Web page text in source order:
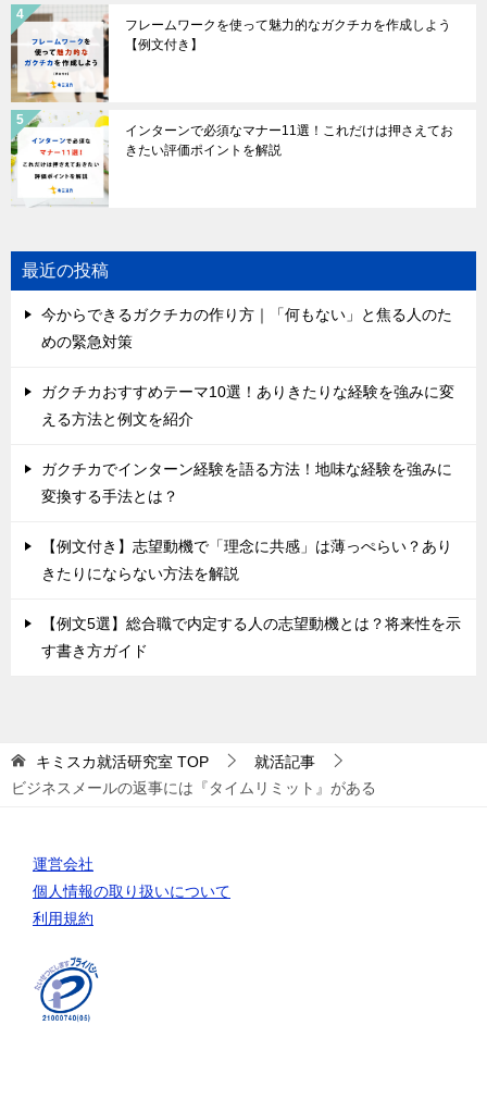
フレームワークを使って魅力的なガクチカを作成しよう
【例文付き】
インターンで必須なマナー11選！これだけは押さえてお
きたい評価ポイントを解説
最近の投稿
今からできるガクチカの作り方｜「何もない」と焦る人のた
めの緊急対策
ガクチカおすすめテーマ10選！ありきたりな経験を強みに変
える方法と例文を紹介
ガクチカでインターン経験を語る方法！地味な経験を強みに
変換する手法とは？
【例文付き】志望動機で「理念に共感」は薄っぺらい？あり
きたりにならない方法を解説
【例文5選】総合職で内定する人の志望動機とは？将来性を示
す書き方ガイド
キミスカ就活研究室 TOP
就活記事
ビジネスメールの返事には『タイムリミット』がある
運営会社
個人情報の取り扱いについて
利用規約